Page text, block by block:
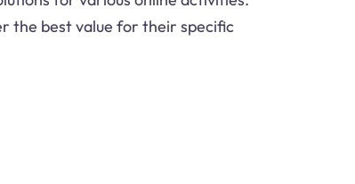
the best value for their specific